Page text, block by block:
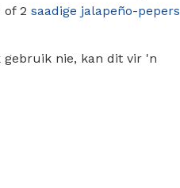
of 2 saadige jalapeño-pepers
gebruik nie, kan dit vir 'n